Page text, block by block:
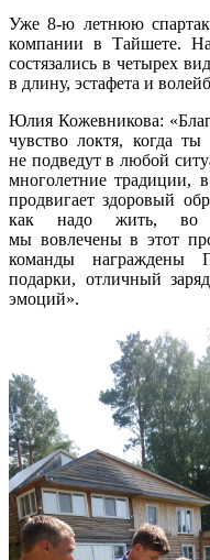
Уже 8-ю летнюю
компании в Тайшете.
состязались в четырех
в длину, эстафета и
Юлия Кожевникова:
чувство локтя, когда
не подведут в любой
многолетние традиции,
продвигает здоровый
как надо жить, во
мы вовлечены в этот
команды награждены
подарки, отличный
эмоций».